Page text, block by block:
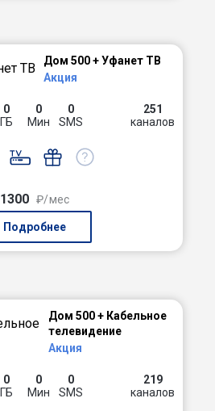
Дом 500 + Уфанет ТВ
Акция
0
ГБ
0
Мин
0
SMS
251
каналов
1300 ₽/мес
Подробнее
Дом 500 + Кабельное
телевидение
Акция
0
ГБ
0
Мин
0
SMS
219
каналов